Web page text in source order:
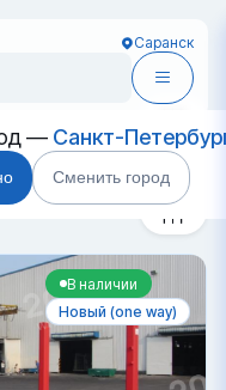
Саранск
— Санкт-
Сменить город
в
В наличии
Новый (one way)